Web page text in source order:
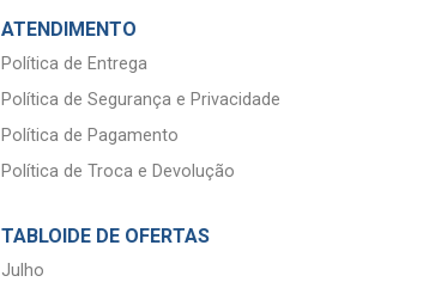
ATENDIMENTO
Política de Entrega
Política de Segurança e Privacidade
Política de Pagamento
Política de Troca e Devolução
TABLOIDE DE OFERTAS
Julho